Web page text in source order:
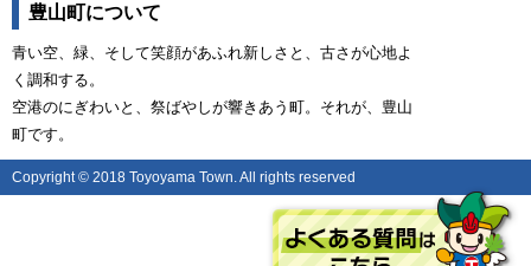
豊山町について
青い空、緑、そして笑顔があふれ新しさと、古さが心地よ
く調和する。
空港のにぎわいと、祭ばやしが響きあう町。それが、豊山
町です。
Copyright © 2018 Toyoyama Town. All rights reserved